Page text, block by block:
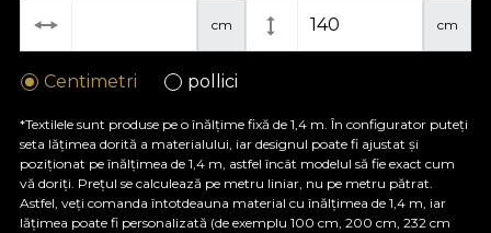
cm cm
Centimetri pollici
*Textilele sunt produse pe o înălțime fixă de 1,4 m. În configurator puteți
seta lățimea dorită a materialului, iar designul poate fi ajustat și
poziționat pe înălțimea de 1,4 m, astfel încât modelul să fie exact cum
vă doriți. Prețul se calculează pe metru liniar, nu pe metru pătrat.
Astfel, veți comanda întotdeauna material cu înălțimea de 1,4 m, iar
lățimea poate fi personalizată (de exemplu 100 cm, 200 cm, 232 cm